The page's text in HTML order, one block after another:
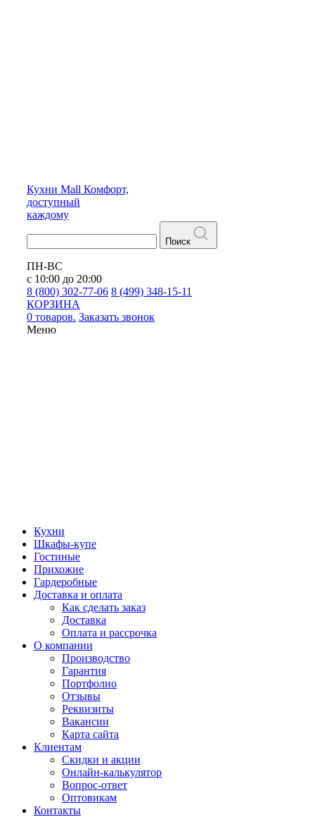
Кухни Mall Комфорт,
доступный
каждому
Поиск
ПН-ВС
с 10:00 до 20:00
8 (800) 302-77-06 8 (499) 348-15-11
КОРЗИНА
0 товаров. Заказать звонок
Меню
Кухни
Шкафы-купе
Гостиные
Прихожие
Гардеробные
Доставка и оплата
Как сделать заказ
Доставка
Оплата и рассрочка
О компании
Производство
Гарантия
Портфолио
Отзывы
Реквизиты
Вакансии
Карта сайта
Клиентам
Скидки и акции
Онлайн-калькулятор
Вопрос-ответ
Оптовикам
Контакты